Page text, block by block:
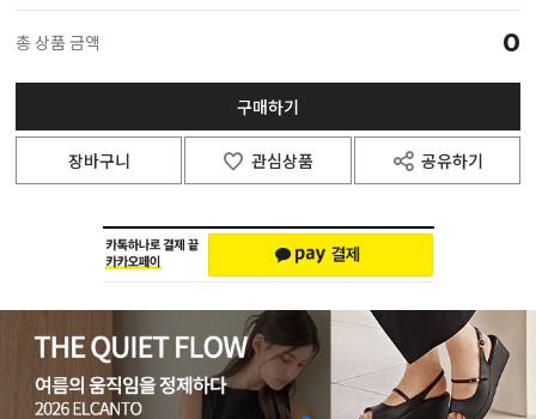
총 상품 금액 0
구매하기
장바구니 관심상품 공유하기